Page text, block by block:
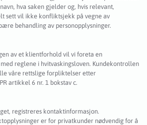
hva saken gjelder og, hvis relevant,
sett vil ikke konfliktsjekk på vegne av
behandling av personopplysninger.
av et klientforhold vil vi foreta en
reglene i hvitvaskingsloven. Kundekontrollen
våre rettslige forpliktelser etter
artikkel 6 nr. 1 bokstav c.
registreres kontaktinformasjon.
er for privatkunder nødvendig for å